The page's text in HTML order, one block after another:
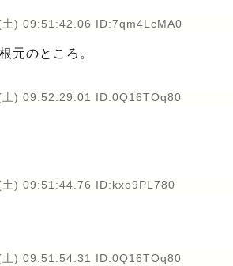
) 09:51:42.06 ID:7qm4LcMA0
元のところ。
) 09:52:29.01 ID:0Q16TOq80
) 09:51:44.76 ID:kxo9PL780
) 09:51:54.31 ID:0Q16TOq80